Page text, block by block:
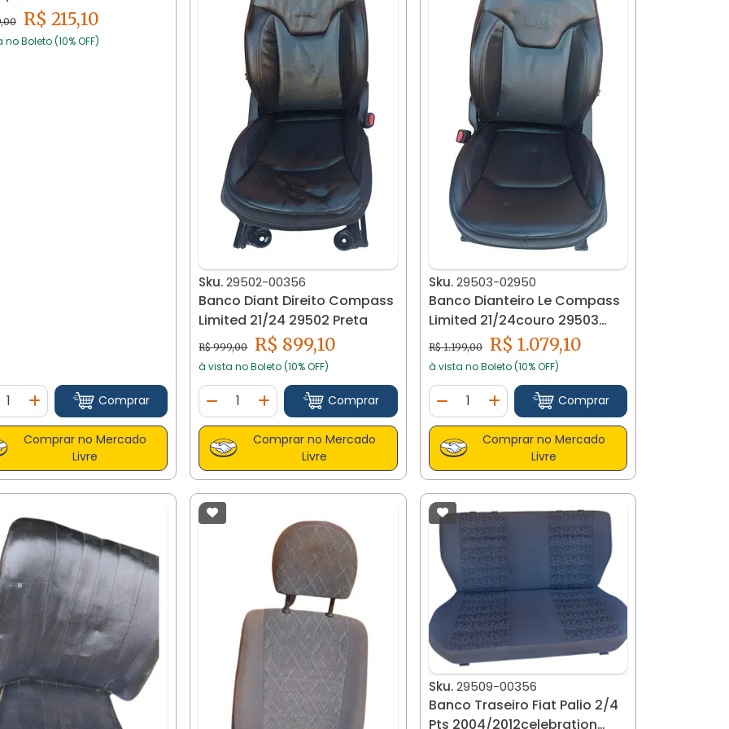
R$ 215,10
Boleto (10% OFF)
Quantidade
Adicionar Quantidade
Comprar
Comprar no Mercado
Livre
Sku.29502-00356
Banco Diant Direito Compass
Limited 21/24 29502 Preta
R$ 999,00 R$ 899,10
à vista no Boleto (10% OFF)
Diminuir Quantidade
Quantidade
Adicionar Quantidade
Comprar
Comprar no Mercado
Livre
Sku.29503-02950
Banco Dianteiro Le Compass
Limited 21/24couro 29503
Preto
R$ 1.199,00 R$ 1.079,10
à vista no Boleto (10% OFF)
Diminuir Quantidade
Quantidade
Adicionar Quantidade
Comprar
Comprar no Mercado
Livre
Sku.29509-00356
Banco Traseiro Fiat Palio 2/4
Pts 2004/2012celebration